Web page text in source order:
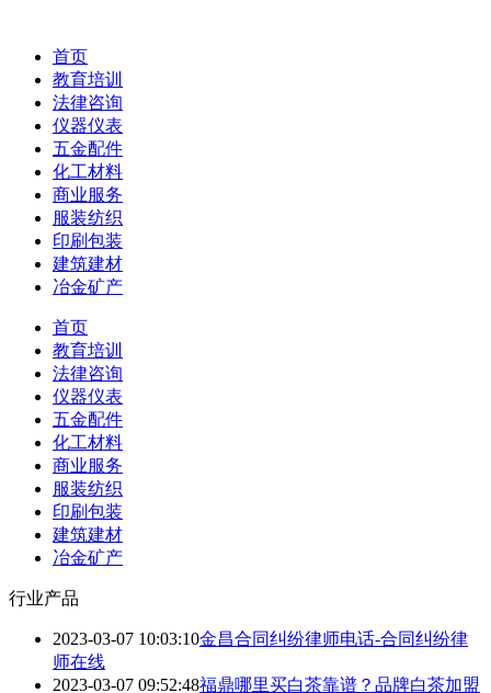
首页
教育培训
法律咨询
仪器仪表
五金配件
化工材料
商业服务
服装纺织
印刷包装
建筑建材
冶金矿产
首页
教育培训
法律咨询
仪器仪表
五金配件
化工材料
商业服务
服装纺织
印刷包装
建筑建材
冶金矿产
行业产品
2023-03-07 10:03:10金昌合同纠纷律师电话-合同纠纷律
师在线
2023-03-07 09:52:48福鼎哪里买白茶靠谱？品牌白茶加盟